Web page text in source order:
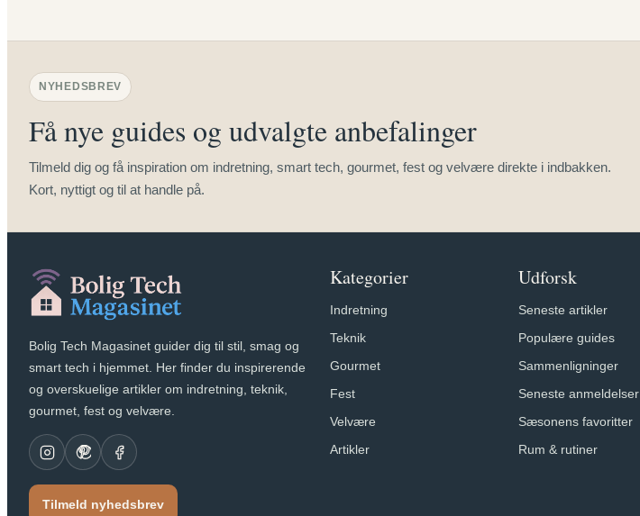
NYHEDSBREV
Få nye guides og udvalgte anbefalinger
Tilmeld dig og få inspiration om indretning, smart tech, gourmet, fest og velvære direkte i indbakken.
Kort, nyttigt og til at handle på.
Bolig Tech Magasinet guider dig til stil, smag og
smart tech i hjemmet. Her finder du inspirerende
og overskuelige artikler om indretning, teknik,
gourmet, fest og velvære.
Tilmeld nyhedsbrev
Kategorier
Indretning
Teknik
Gourmet
Fest
Velvære
Artikler
Udforsk
Seneste artikler
Populære guides
Sammenligninger
Seneste anmeldelser
Sæsonens favoritter
Rum & rutiner